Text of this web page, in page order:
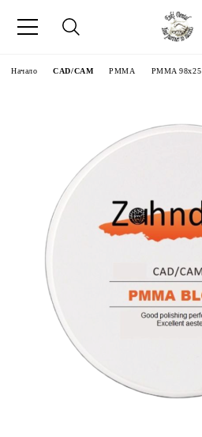
Начало CAD/CAM PMMA PMMA 98x25